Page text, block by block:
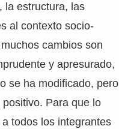
la estructura, las
al contexto socio-
cambios son
y apresurado,
se ha modificado, pero
Para que lo
todos los integrantes